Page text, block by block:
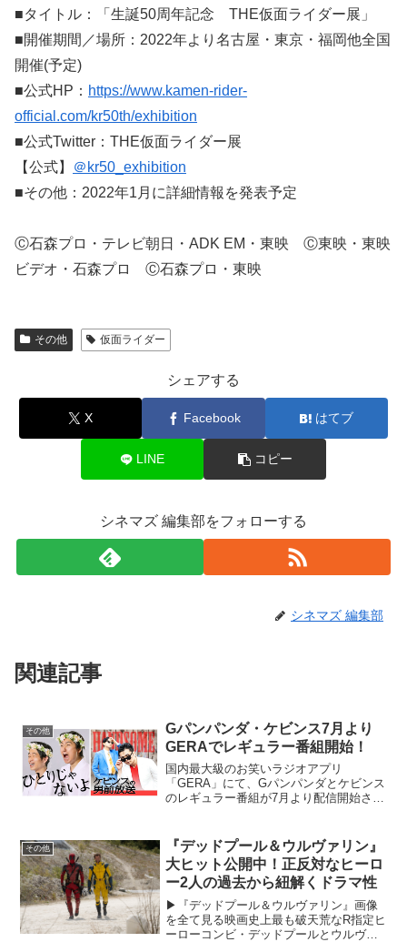
■タイトル：「生誕50周年記念 THE仮面ライダー展」
■開催期間／場所：2022年より名古屋・東京・福岡他全国
開催(予定)
■公式HP： https://www.kamen-rider-
official.com/kr50th/exhibition
■公式Twitter：THE仮面ライダー展
【公式】
＠kr50_exhibition
■その他：2022年1月に詳細情報を発表予定
Ⓒ石森プロ・テレビ朝日・ADK EM・東映 Ⓒ東映・東映
ビデオ・石森プロ Ⓒ石森プロ・東映
その他 仮面ライダー
シェアする
X Facebook はてブ
LINE コピー
シネマズ 編集部をフォローする
シネマズ 編集部
関連記事
その他
Gパンパンダ・ケビンス7月より
GERAでレギュラー番組開始！
国内最大級のお笑いラジオアプリ
「GERA」にて、Gパンパンダとケビンス
のレギュラー番組が7月より配信開始され
変わらず「Gパンパンダのひとりじゃな
いよ」「ケビンスの男前...
その他
『デッドプール＆ウルヴァリン』
大ヒット公開中！正反対なヒーロ
ー2人の過去から紐解くドラマ性
▶︎『デッドプール＆ウルヴァリン』画像
を全て見る映画史上最も破天荒なR指定ヒ
ーローコンビ・デッドプールとウルヴァ